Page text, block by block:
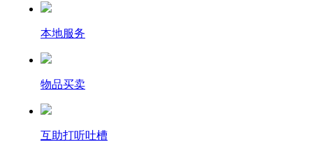
本地服务
物品买卖
互助打听吐槽